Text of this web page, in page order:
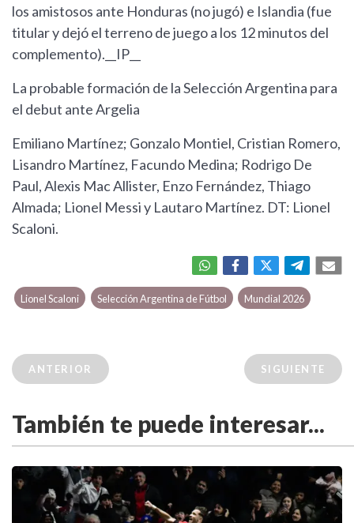
los amistosos ante Honduras (no jugó) e Islandia (fue
titular y dejó el terreno de juego a los 12 minutos del
complemento).__IP__
La probable formación de la Selección Argentina para
el debut ante Argelia
Emiliano Martínez; Gonzalo Montiel, Cristian Romero,
Lisandro Martínez, Facundo Medina; Rodrigo De
Paul, Alexis Mac Allister, Enzo Fernández, Thiago
Almada; Lionel Messi y Lautaro Martínez. DT: Lionel
Scaloni.
Lionel Scaloni Selección Argentina de Fútbol Mundial 2026
ANTERIOR SIGUIENTE
También te puede interesar...